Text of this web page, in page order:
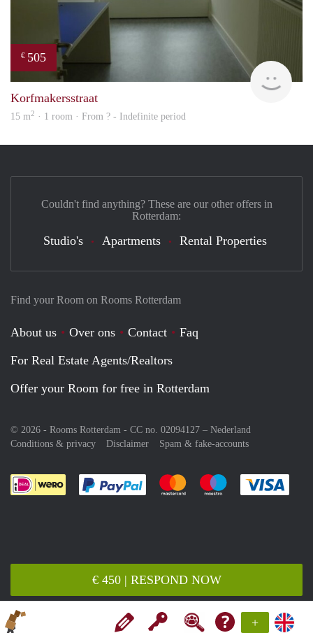
+
€ 450 | RESPOND NOW
€ 505
Korfmakersstraat
15 m2 · 1 room · From ? - Indefinite period
Find your Room on Rooms Rotterdam
About us Over ons Contact
Faq
For Real Estate Agents/Realtors
Offer your Room for free in Rotterdam
© 2026 - Rooms Rotterdam - CC no. 02094127 – Nederland
Conditions & privacy
Disclaimer Spam & fake-accounts
Pay easily with :payment method
Pay easily with :payment
Pay easily with
Couldn't find anything? These are our other offers in
Rotterdam:
Studio's Apartments Rental Properties